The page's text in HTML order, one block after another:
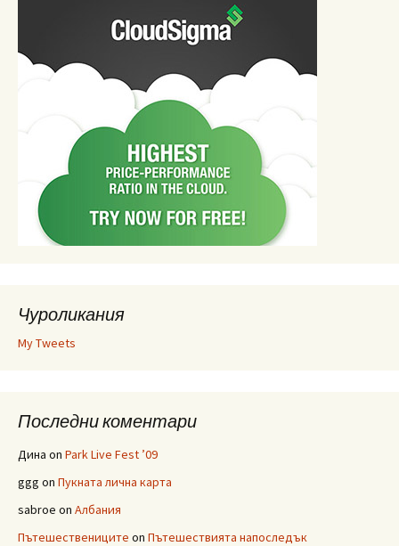
Чуроликания
My Tweets
Последни коментари
Дина on Park Live Fest ’09
ggg on Пукната лична карта
sabroe on Албания
Пътешествениците on Пътешествията напоследък